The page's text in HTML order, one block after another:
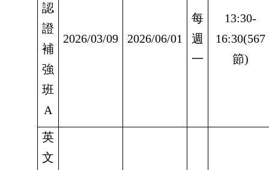
認
證
補
強
班
A
2026/03/09 2026/06/01
每
週
一
13:30-
16:30(567
節)
英
文